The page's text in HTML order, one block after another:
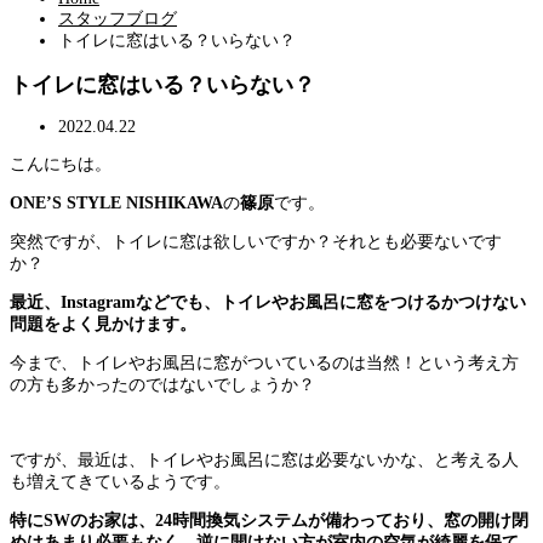
スタッフブログ
トイレに窓はいる？いらない？
トイレに窓はいる？いらない？
2022.04.22
こんにちは。
ONE’S STYLE NISHIKAWAの篠原です。
突然ですが、トイレに窓は欲しいですか？それとも必要ないです
か？
最近、Instagramなどでも、トイレやお風呂に窓をつけるかつけない
問題をよく見かけます。
今まで、トイレやお風呂に窓がついているのは当然！という考え方
の方も多かったのではないでしょうか？
ですが、最近は、トイレやお風呂に窓は必要ないかな、と考える人
も増えてきているようです。
特にSWのお家は、24時間換気システムが備わっており、窓の開け閉